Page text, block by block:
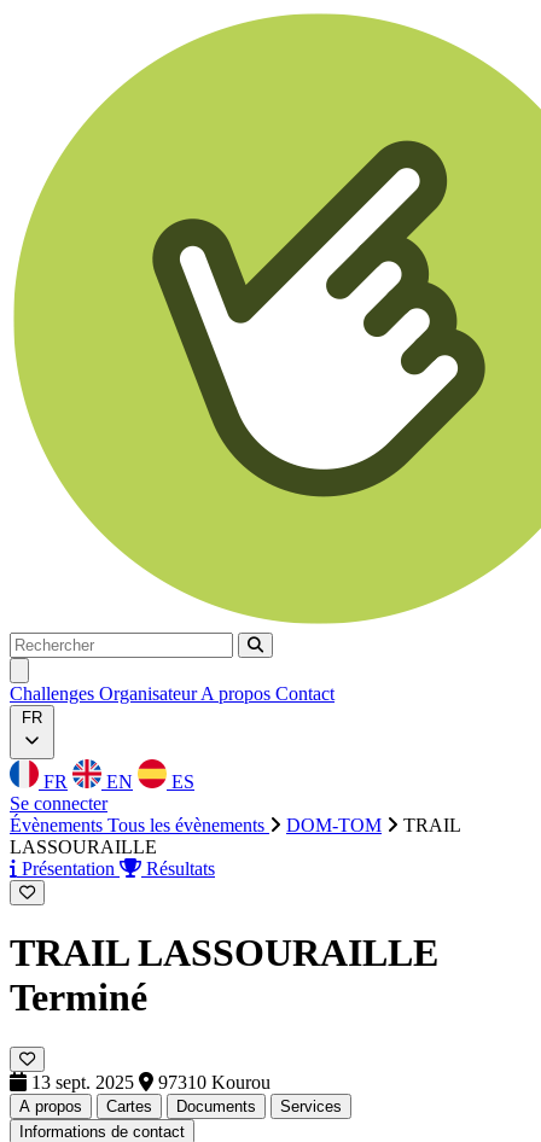
Rechercher
Rechercher
Challenges OrganisateurA propos Contact
FR
FR EN
ES
Se connecter
Évènements Tous les évènements DOM-TOM
TRAIL
LASSOURAILLE
Présentation
Résultats
TRAIL LASSOURAILLE
Terminé
13 sept. 2025 97310 Kourou
A propos Cartes Documents
Services
Informations de contact